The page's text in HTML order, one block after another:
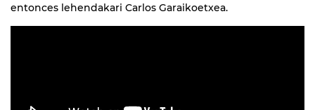
entonces lehendakari Carlos Garaikoetxea.